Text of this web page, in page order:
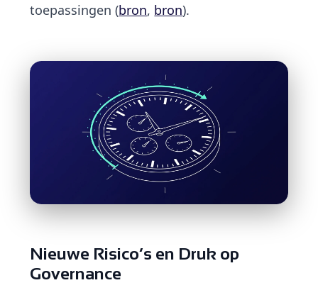
toepassingen (bron, bron).
Nieuwe Risico’s en Druk op
Governance